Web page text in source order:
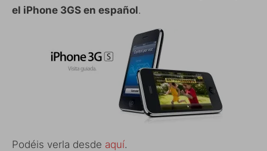
el iPhone 3GS en español.
Podéis verla desde aquí.